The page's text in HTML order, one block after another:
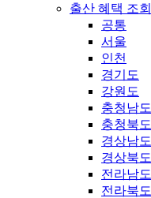
출산 혜택 조회
공통
서울
인천
경기도
강원도
충청남도
충청북도
경상남도
경상북도
전라남도
전라북도